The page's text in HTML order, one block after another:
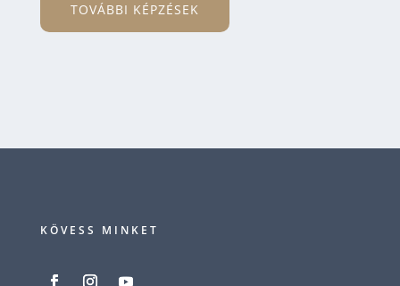
TOVÁBBI KÉPZÉSEK
KÖVESS MINKET